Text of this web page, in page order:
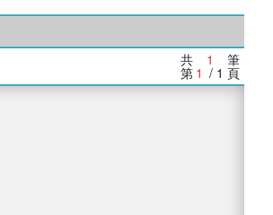
共 1 筆
第 1 / 1 頁